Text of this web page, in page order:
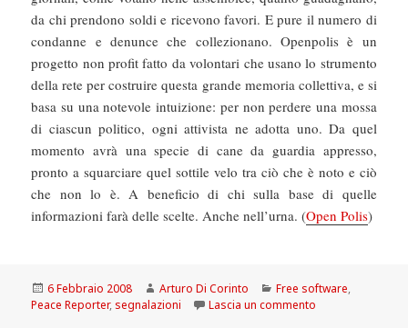
da chi prendono soldi e ricevono favori. E pure il numero di
condanne e denunce che collezionano. Openpolis è un
progetto non profit fatto da volontari che usano lo strumento
della rete per costruire questa grande memoria collettiva, e si
basa su una notevole intuizione: per non perdere una mossa
di ciascun politico, ogni attivista ne adotta uno. Da quel
momento avrà una specie di cane da guardia appresso,
pronto a squarciare quel sottile velo tra ciò che è noto e ciò
che non lo è. A beneficio di chi sulla base di quelle
informazioni farà delle scelte. Anche nell’urna. (Open Polis)
Scritto
il
6 Febbraio 2008 Autore
Arturo Di Corinto Categorie
Free software,
Peace Reporter, segnalazioni Lascia un commento